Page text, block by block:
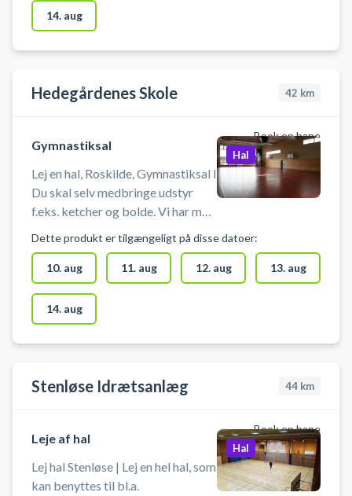
14. aug
Hedegårdenes Skole 42 km
Book en bane
Gymnastiksal
Lej en hal, Roskilde, Gymnastiksal I
Du skal selv medbringe udstyr
f.eks. ketcher og bolde. Vi har mål
net op og ned i bookingstiden. Net
og mål er placeret i det
redskabsrum inde i hallen, der er
længst til højre for indgangsdøren.
Der er omklædningsrum og bad til
rådighed.
Hal
Dette produkt er tilgængeligt på disse datoer:
10. aug 11. aug 12. aug 13. aug
14. aug
Stenløse Idrætsanlæg 44 km
Book en bane
Leje af hal
Lej hal Stenløse | Lej en hel hal, som
kan benyttes til bl.a.
Hal